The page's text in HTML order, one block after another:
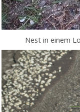
Nest in einem